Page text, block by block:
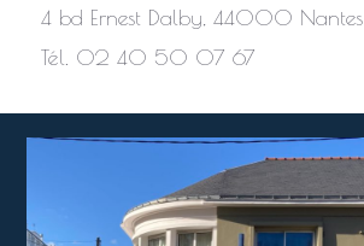
4 bd Ernest Dalby, 44000 Nantes
Tél. 02 40 50 07 67